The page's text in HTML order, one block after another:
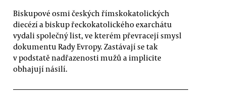
Biskupové osmi českých římskokatolických
diecézí a biskup řeckokatolického exarchátu
vydali společný list, ve kterém převracejí smysl
dokumentu Rady Evropy. Zastávají se tak
v podstatě nadřazenosti mužů a implicite
obhajují násilí.